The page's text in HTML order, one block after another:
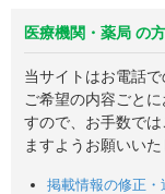
医療機関・薬局 の
当サイトはお電話で
ご希望の内容ごと
すので、お手数で
ますようお願いいた
掲載情報の修正